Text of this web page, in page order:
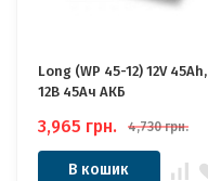
Long (WP 45-12) 12V 45Ah,
12В 45Ач АКБ
3,965 грн. 4,730 грн.
В кошик